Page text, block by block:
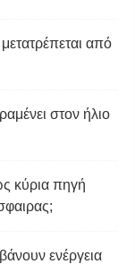
από
στον ήλιο
κύρια πηγή
ενέργεια